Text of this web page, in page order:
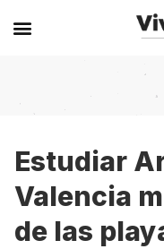
Secciones
Becas
Historias de
Intercambios
Europa
Alemania
Bélgica
Chipre
Australia
Canadá
España
Estudiar
Valencia
de las